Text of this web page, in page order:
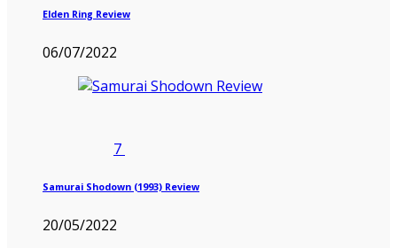
Elden Ring Review
06/07/2022
7
Samurai Shodown (1993) Review
20/05/2022